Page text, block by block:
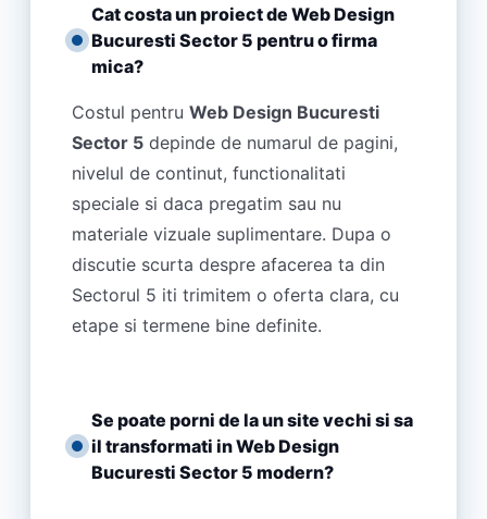
Cat costa un proiect de Web Design
Bucuresti Sector 5 pentru o firma
mica?
Costul pentru Web Design Bucuresti
Sector 5 depinde de numarul de pagini,
nivelul de continut, functionalitati
speciale si daca pregatim sau nu
materiale vizuale suplimentare. Dupa o
discutie scurta despre afacerea ta din
Sectorul 5 iti trimitem o oferta clara, cu
etape si termene bine definite.
Se poate porni de la un site vechi si sa
il transformati in Web Design
Bucuresti Sector 5 modern?